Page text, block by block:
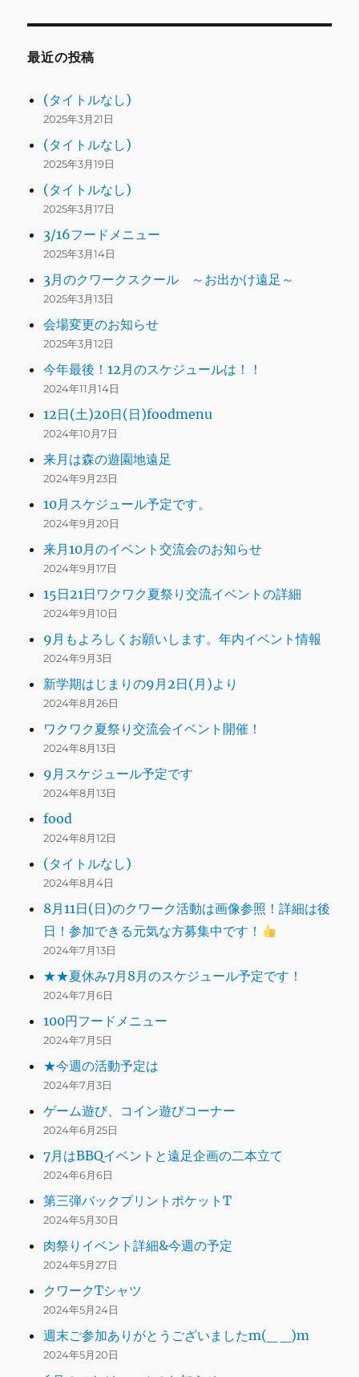
最近の投稿
(タイトルなし)
2025年3月21日
(タイトルなし)
2025年3月19日
(タイトルなし)
2025年3月17日
3/16フードメニュー
2025年3月14日
3月のクワークスクール ～お出かけ遠足～
2025年3月13日
会場変更のお知らせ
2025年3月12日
今年最後！12月のスケジュールは！！
2024年11月14日
12日(土)20日(日)foodmenu
2024年10月7日
来月は森の遊園地遠足
2024年9月23日
10月スケジュール予定です。
2024年9月20日
来月10月のイベント交流会のお知らせ
2024年9月17日
15日21日ワクワク夏祭り交流イベントの詳細
2024年9月10日
9月もよろしくお願いします。年内イベント情報
2024年9月3日
新学期はじまりの9月2日(月)より
2024年8月26日
ワクワク夏祭り交流会イベント開催！
2024年8月13日
9月スケジュール予定です
2024年8月13日
food
2024年8月12日
(タイトルなし)
2024年8月4日
8月11日(日)のクワーク活動は画像参照！詳細は後
日！参加できる元気な方募集中です！
2024年7月13日
★★夏休み7月8月のスケジュール予定です！
2024年7月6日
100円フードメニュー
2024年7月5日
★今週の活動予定は
2024年7月3日
ゲーム遊び、コイン遊びコーナー
2024年6月25日
7月はBBQイベントと遠足企画の二本立て
2024年6月6日
第三弾バックプリントポケットT
2024年5月30日
肉祭りイベント詳細&今週の予定
2024年5月27日
クワークTシャツ
2024年5月24日
週末ご参加ありがとうございましたm(_ _)m
2024年5月20日